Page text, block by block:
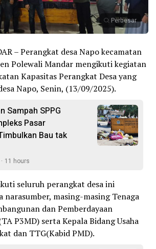
Perbesar
– Perangkat desa Napo kecamatan
Polewali Mandar mengikuti kegiatan
Kapasitas Perangkat Desa yang
Napo, Senin, (13/09/2025).
Sampah SPPG
Pasar
Bau tak
11 hours
seluruh perangkat desa ini
narasumber, masing-masing Tenaga
dan Pemberdayaan
P3MD) serta Kepala Bidang Usaha
dan TTG(Kabid PMD).